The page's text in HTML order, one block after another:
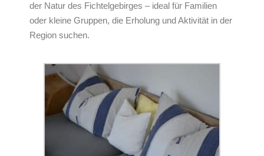
der Natur des Fichtelgebirges – ideal für Familien
oder kleine Gruppen, die Erholung und Aktivität in der
Region suchen.